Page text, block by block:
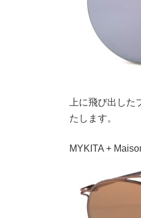
上に飛び出し
たします。
MYKITA +